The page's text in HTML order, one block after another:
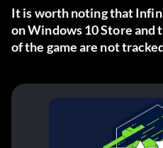
It is worth noting that
on Windows 10 Store
of the game are not